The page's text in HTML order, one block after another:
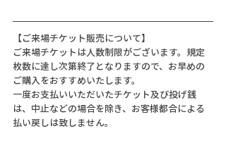
【ご来場チケット販売について】
ご来場チケットは人数制限がございます。規定
枚数に達し次第終了となりますので、お早めの
ご購入をおすすめいたします。
一度お支払いいただいたチケット及び投げ銭
は、中止などの場合を除き、お客様都合による
払い戻しは致しません。